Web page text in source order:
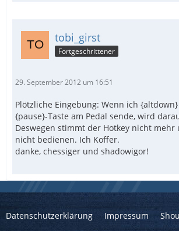
tobi_girst
Fortgeschrittener
29. September 2012 um 16:51
Plötzliche Eingebung: Wenn ich
{pause}-Taste am Pedal sende, wird
Deswegen stimmt der Hotkey nicht mehr
nicht bedienen. Ich Koffer.
danke, chessiger und shadowigor!
Datenschutzerklärung Impressum